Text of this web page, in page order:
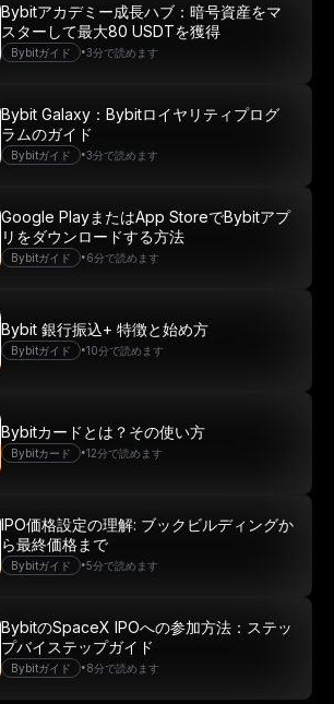
Bybitガイド •3分で読めます
Bybitアカデミー成長ハブ：暗号資産をマ
スターして最大80 USDTを獲得
Bybitガイド •3分で読めます
Bybit Galaxy：Bybitロイヤリティプログ
ラムのガイド
Bybitガイド •6分で読めます
Google PlayまたはApp StoreでBybitアプ
リをダウンロードする方法
Bybitガイド •10分で読めます
Bybit 銀行振込+ 特徴と始め方
Bybitカード •12分で読めます
Bybitカードとは？その使い方
Bybitガイド •5分で読めます
IPO価格設定の理解: ブックビルディングか
ら最終価格まで
Bybitガイド •8分で読めます
BybitのSpaceX IPOへの参加方法：ステッ
プバイステップガイド